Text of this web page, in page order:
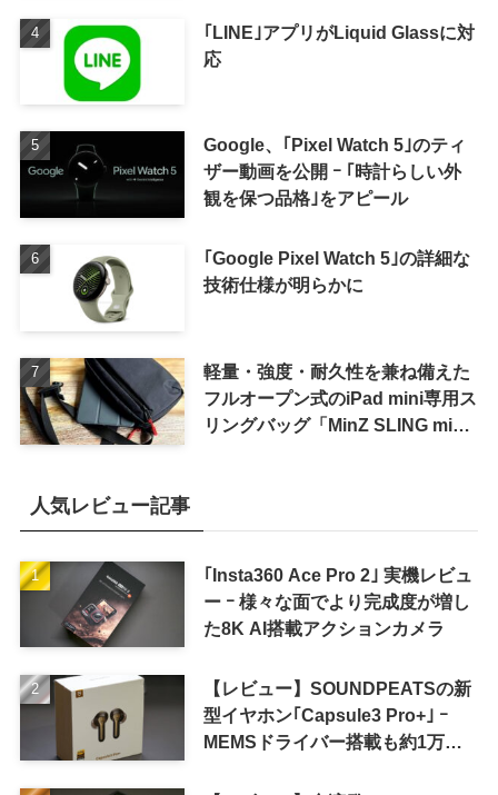
｢LINE｣アプリがLiquid Glassに対
応
Google、｢Pixel Watch 5｣のティ
ザー動画を公開 ｰ ｢時計らしい外
観を保つ品格｣をアピール
｢Google Pixel Watch 5｣の詳細な
技術仕様が明らかに
軽量・強度・耐久性を兼ね備えた
フルオープン式のiPad mini専用ス
リングバッグ「MinZ SLING mini
人気レビュー記事
｢Insta360 Ace Pro 2｣ 実機レビュ
ー ｰ 様々な面でより完成度が増し
た8K AI搭載アクションカメラ
【レビュー】SOUNDPEATSの新
型イヤホン｢Capsule3 Pro+｣ ｰ
MEMSドライバー搭載も約1万円